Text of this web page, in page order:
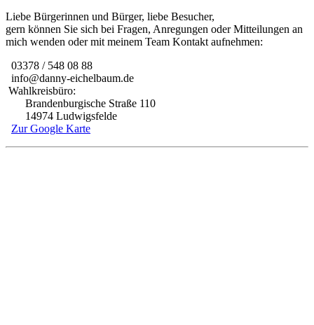
Liebe Bürgerinnen und Bürger, liebe Besucher,
gern können Sie sich bei Fragen, Anregungen oder Mitteilungen an
mich wenden oder mit meinem Team Kontakt aufnehmen:
03378 / 548 08 88
info@danny-eichelbaum.de
Wahlkreisbüro:
Brandenburgische Straße 110
14974 Ludwigsfelde
Zur Google Karte